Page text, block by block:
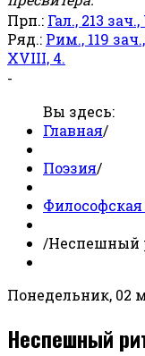
Прп.: Гал., 213
Ряд.: Рим., 119
XVIII, 4.
-
Вы здесь:
Главная/
Поэзия/
/Неспешный
Понедельник, 02
Неспешный